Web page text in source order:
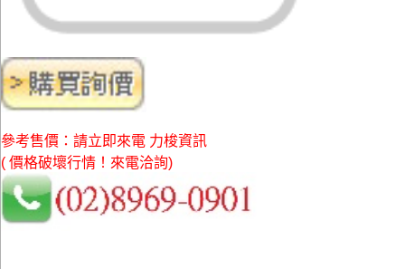
參考售價：請立即來電 力梭資訊
( 價格破壞行情！來電洽詢)